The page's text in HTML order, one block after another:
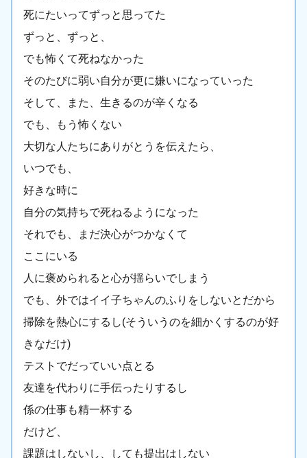
死にたいってずっと思ってた
ずっと、ずっと、
でも怖くて死ねなかった
そのたびに弱い自分が更に嫌いになっていった
そして、また、生きるのが辛くなる
でも、もう怖くない
大切な人たちにありがとうを伝えたら、
いつでも、
好きな時に
自分の気持ちで死ねるようになった
それでも、まだ決心がつかなくて
ここにいる
人に褒められると心が揺らいでしまう
でも、外ではイイ子ちゃんのふりをしないとだから
掃除を熱心にするし(そういうのを細かくするのが好
きなだけ)
テストでだっていい点とる
友達を代わりに手伝ったりするし
係の仕事も精一杯する
だけど、
課題はしないし、しても提出はしない